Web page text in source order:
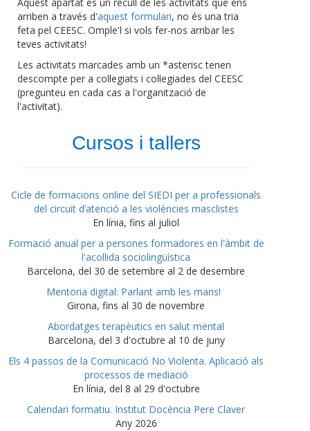
arriben a través d'aquest formulari, no és una tria
feta pel CEESC. Omple'l si vols fer-nos arribar les
teves activitats!
Les activitats marcades amb un *asterisc tenen
descompte per a col·legiats i col·legiades del CEESC
(pregunteu en cada cas a l'organització de
l'activitat).
Cursos i tallers
Cicle de formacions online del SIEDI per a professionals
del circuit d’atenció a les violències masclistes
En línia, fins al juliol
Formació anual per a persones formadores en l'àmbit de
l'acollida sociolingüística
Barcelona, del 30 de setembre al 2 de desembre
Mentoria digital: Parlant amb les mans!
Girona, fins al 30 de novembre
Abordatges terapèutics en salut mental
Barcelona, del 3 d'octubre al 10 de juny
Els 4 passos de la Comunicació No Violenta. Aplicació als
processos de mediació
En línia, del 8 al 29 d'octubre
Calendari formatiu. Institut Docència Pere Claver
Any 2026